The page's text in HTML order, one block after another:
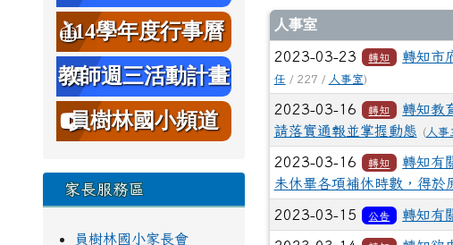
114學年度行事曆
教師週三活動計畫
表
員樹林國小頻道
家長服務區
員樹林國小家長會
文章列表
人事室
2023-03-23 轉知 轉知市
任 / 227 / 人事室)
2023-03-16 轉知
轉知教
請落實通報並掌握動態
(人事
2023-03-16 轉知
轉知有
未休畢各項補休時數，得於
2023-03-15 公告 轉知有